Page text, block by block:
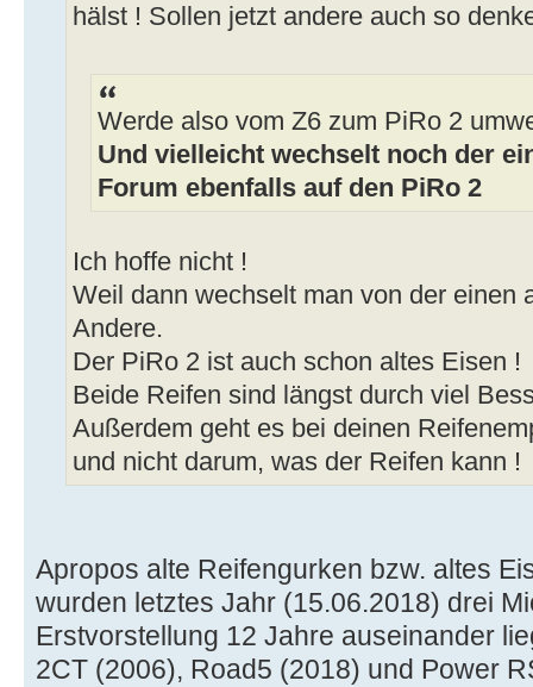
hälst ! Sollen jetzt andere auch so
Werde also vom Z6 zum PiRo 2
Und vielleicht wechselt noch der
Forum ebenfalls auf den PiRo 2
Ich hoffe nicht !
Weil dann wechselt man von der einen
Andere.
Der PiRo 2 ist auch schon altes Eisen !
Beide Reifen sind längst durch viel
Außerdem geht es bei deinen
und nicht darum, was der Reifen kann !
Apropos alte Reifengurken bzw. altes
wurden letztes Jahr (15.06.2018) drei
Erstvorstellung 12 Jahre auseinander
2CT (2006), Road5 (2018) und Power